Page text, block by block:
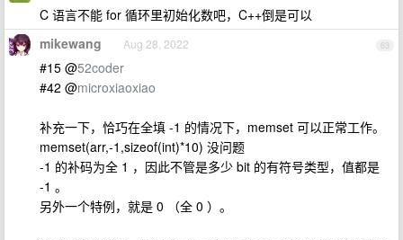
C 语言不能 for 循环里初始化数吧，C++倒是可以
63
mikewang Aug 28, 2022
#15 @52coder
#42 @microxiaoxiao
补充一下，恰巧在全填 -1 的情况下，memset 可以正常工作。
memset(arr,-1,sizeof(int)*10) 没问题
-1 的补码为全 1 ，因此不管是多少 bit 的有符号类型，值都是
-1 。
另外一个特例，就是 0 （全 0 ）。